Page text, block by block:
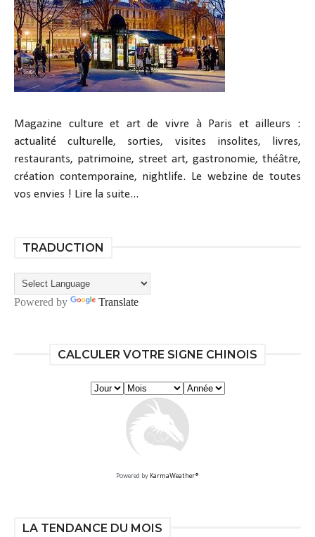
Magazine culture et art de vivre à Paris et ailleurs :
actualité culturelle, sorties, visites insolites, livres,
restaurants, patrimoine, street art, gastronomie, théâtre,
création contemporaine, nightlife. Le webzine de toutes
vos envies ! Lire la suite...
TRADUCTION
Powered by Translate
CALCULER VOTRE SIGNE CHINOIS
Powered by KarmaWeather®
LA TENDANCE DU MOIS